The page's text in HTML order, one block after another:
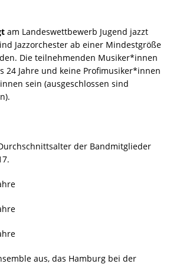
am Landeswettbewerb Jugend jazzt
Jazzorchester ab einer Mindestgröße
Die teilnehmenden Musiker*innen
24 Jahre und keine Profimusiker*innen
sein (ausgeschlossen sind
der Bandmitglieder
aus, das Hamburg bei der